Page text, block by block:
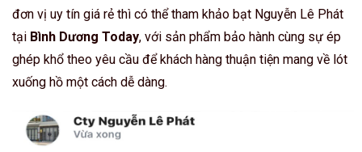
đơn vị uy tín giá rẻ thì có thể tham khảo bạt Nguyễn Lê Phát
tại Bình Dương Today, với sản phẩm bảo hành cùng sự ép
ghép khổ theo yêu cầu để khách hàng thuận tiện mang về lót
xuống hồ một cách dễ dàng.